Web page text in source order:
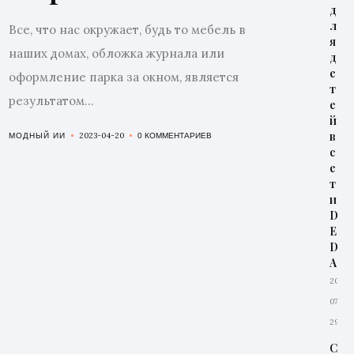
Все, что нас окружает, будь то мебель в
наших домах, обложка журнала или
оформление парка за окном, является
результатом...
МОДНЫЙ ИИ 2023-04-20 0 КОММЕНТАРИЕВ
д
л
я
д
е
т
е
й
в
с
е
т
и
D
E
D
A
2026-
07-
29
С